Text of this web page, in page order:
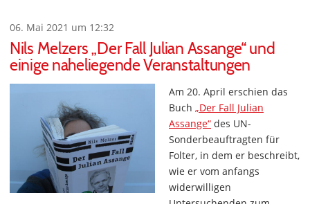
06. Mai 2021 um 12:32
Nils Melzers „Der Fall Julian Assange“ und
einige naheliegende Veranstaltungen
Am 20. April erschien das
Buch „Der Fall Julian
Assange“ des UN-
Sonderbeauftragten für
Folter, in dem er beschreibt,
wie er vom anfangs
widerwilligen